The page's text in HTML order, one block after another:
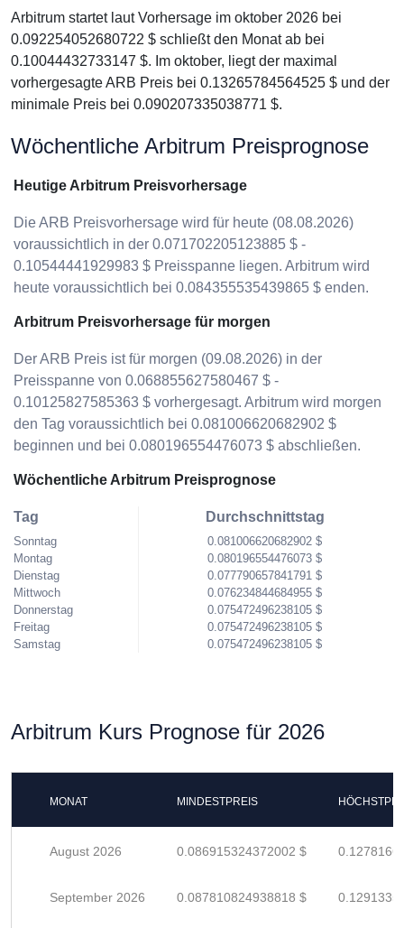
Arbitrum startet laut Vorhersage im oktober 2026 bei
0.092254052680722 $ schließt den Monat ab bei
0.10044432733147 $. Im oktober, liegt der maximal
vorhergesagte ARB Preis bei 0.13265784564525 $ und der
minimale Preis bei 0.090207335038771 $.
Wöchentliche Arbitrum Preisprognose
Heutige Arbitrum Preisvorhersage
Die ARB Preisvorhersage wird für heute (08.08.2026)
voraussichtlich in der 0.071702205123885 $ -
0.10544441929983 $ Preisspanne liegen. Arbitrum wird
heute voraussichtlich bei 0.084355535439865 $ enden.
Arbitrum Preisvorhersage für morgen
Der ARB Preis ist für morgen (09.08.2026) in der
Preisspanne von 0.068855627580467 $ -
0.10125827585363 $ vorhergesagt. Arbitrum wird morgen
den Tag voraussichtlich bei 0.081006620682902 $
beginnen und bei 0.080196554476073 $ abschließen.
Wöchentliche Arbitrum Preisprognose
Tag
Sonntag
Montag
Dienstag
Mittwoch
Donnerstag
Freitag
Samstag
Durchschnittstag
0.081006620682902 $
0.080196554476073 $
0.077790657841791 $
0.076234844684955 $
0.075472496238105 $
0.075472496238105 $
0.075472496238105 $
Arbitrum Kurs Prognose für 2026
MONAT MINDESTPREIS
August 2026 0.086915324372002 $
September 2026 0.087810824938818 $